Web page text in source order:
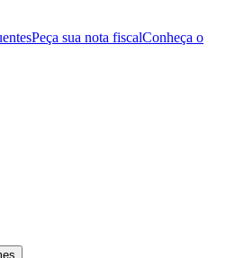
Peça sua nota fiscalConheça o